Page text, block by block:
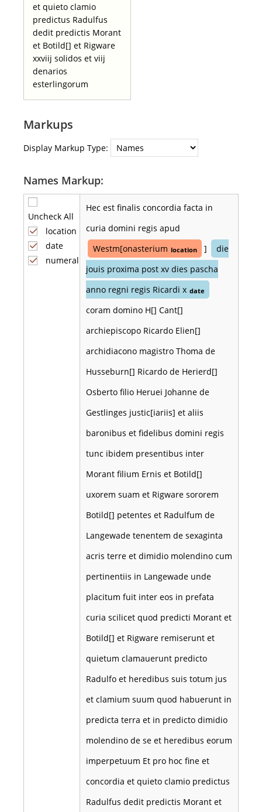
et quieto clamio
predictus Radulfus
dedit predictis Morant
et Botild[] et Rigware
xxviij solidos et viij
denarios
esterlingorum
Markups
Display Markup Type:
Names Markup:
Uncheck All
location
date
numeral
Hec est finalis concordia facta in
curia domini regis apud
Westm[onasterium location ]
die
jouis proxima post xv dies pascha
anno regni regis Ricardi x date
coram domino H[] Cant[]
archiepiscopo Ricardo Elien[]
archidiacono magistro Thoma de
Husseburn[] Ricardo de Herierd[]
Osberto filio Heruei Johanne de
Gestlinges justic[iariis] et aliis
baronibus et fidelibus domini regis
tunc ibidem presentibus inter
Morant filium Ernis et Botild[]
uxorem suam et Rigware sororem
Botild[] petentes et Radulfum de
Langewade tenentem de sexaginta
acris terre et dimidio molendino cum
pertinentiis in Langewade unde
placitum fuit inter eos in prefata
curia scilicet quod predicti Morant et
Botild[] et Rigware remiserunt et
quietum clamauerunt predicto
Radulfo et heredibus suis totum jus
et clamium suum quod habuerunt in
predicta terra et in predicto dimidio
molendino de se et heredibus eorum
imperpetuum Et pro hoc fine et
concordia et quieto clamio predictus
Radulfus dedit predictis Morant et